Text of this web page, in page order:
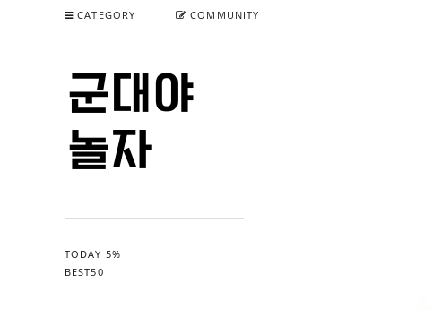
CATEGORY COMMUNITY
TODAY 5%
BEST50